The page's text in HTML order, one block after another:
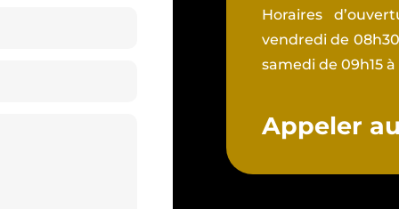
Horaires
vendredi de
samedi de 09h15 à
Appeler au